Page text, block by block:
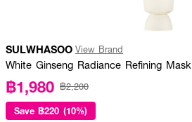
SULWHASOO View Brand
White Ginseng Radiance Refining Mask
฿1,980 ฿2,200
Save ฿220 (10%)